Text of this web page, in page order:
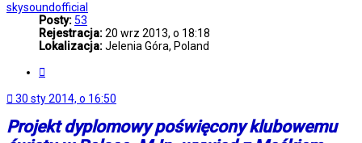
skysoundofficial
Posty:53
Rejestracja:20 wrz 2013, o 18:18
Lokalizacja:Jelenia Góra, Poland
30 sty 2014, o 16:50
Projekt dyplomowy poświęcony klubowemu